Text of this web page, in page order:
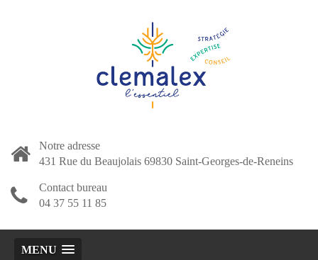
Notre adresse
431 Rue du Beaujolais 69830 Saint-Georges-de-Reneins
Contact bureau
04 37 55 11 85
MENU